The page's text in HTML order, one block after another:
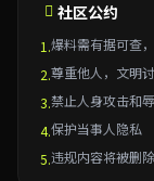
社区公约
1.爆料需有据可查
2.尊重他人，文明
3.禁止人身攻击和
4.保护当事人隐私
5.违规内容将被删除